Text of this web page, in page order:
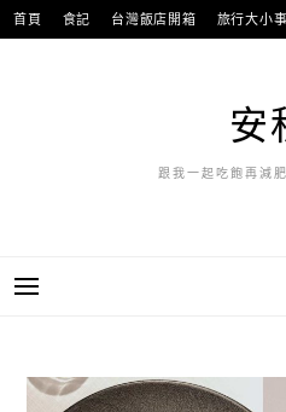
跳
至
首頁 食記 台灣飯店開箱 旅行大小事
安
跟我一起吃飽再減